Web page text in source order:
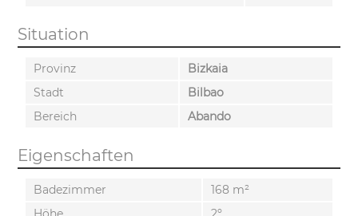
Situation
Provinz
Bizkaia
Stadt
Bilbao
Bereich
Abando
Eigenschaften
Badezimmer
168 m²